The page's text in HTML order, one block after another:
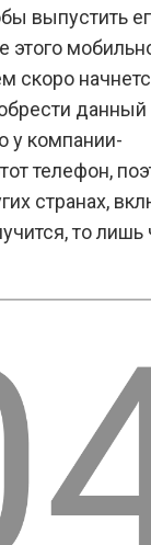
выпустить
этого
скоро
данный
у компании-
телефон,
странах,
то лишь